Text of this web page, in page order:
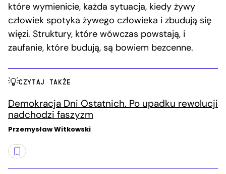
które wymienicie, każda sytuacja, kiedy żywy
człowiek spotyka żywego człowieka i zbudują się
więzi. Struktury, które wówczas powstają, i
zaufanie, które budują, są bowiem bezcenne.
CZYTAJ TAKŻE
Demokracja Dni Ostatnich. Po upadku rewolucji
nadchodzi faszyzm
Przemysław Witkowski